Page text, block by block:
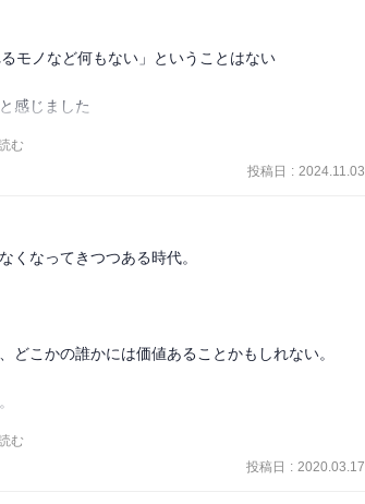
モノなど何もない」ということはない
感じました
す。
む
投稿日 : 2024.11.03
くなってきつつある時代。
こかの誰かには価値あることかもしれない。
いつもハッとさせられます。
む
投稿日 : 2020.03.17